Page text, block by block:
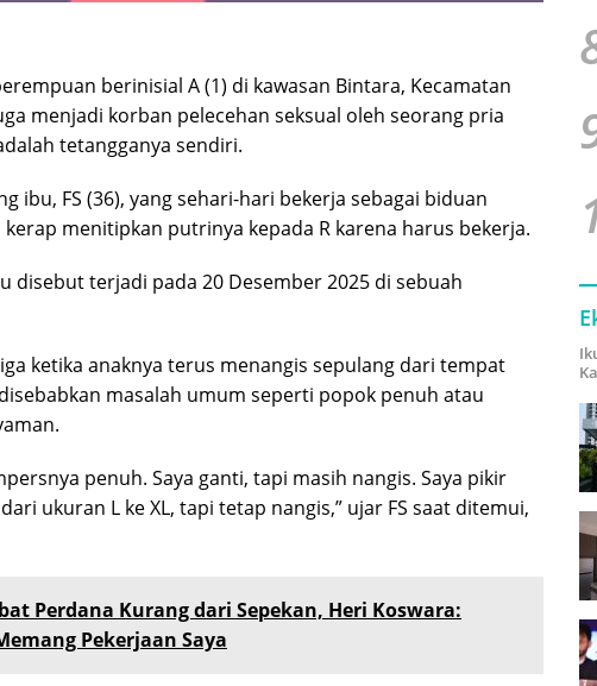
berinisial A (1) di kawasan Bintara, Kecamatan
menjadi korban pelecehan seksual oleh seorang pria
tetangganya sendiri.
ibu, FS (36), yang sehari-hari bekerja sebagai biduan
menitipkan putrinya kepada R karena harus bekerja.
disebut terjadi pada 20 Desember 2025 di sebuah
ketika anaknya terus menangis sepulang dari tempat
masalah umum seperti popok penuh atau
penuh. Saya ganti, tapi masih nangis. Saya pikir
ukuran L ke XL, tapi tetap nangis,” ujar FS saat ditemui,
Perdana Kurang dari Sepekan, Heri Koswara:
Pekerjaan Saya